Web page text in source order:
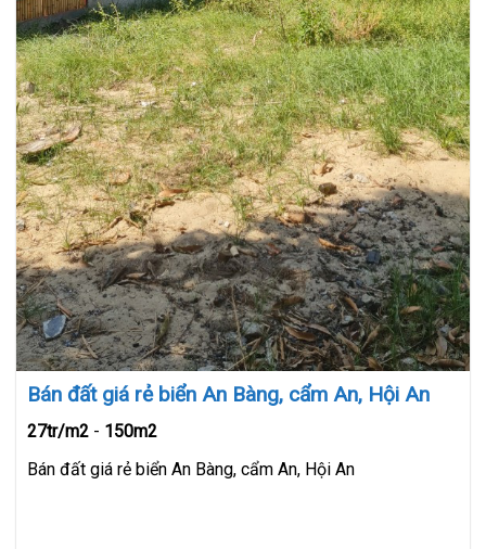
Bán đất giá rẻ biển An Bàng, cẩm An, Hội An
27tr/m2 - 150m2
Bán đất giá rẻ biển An Bàng, cẩm An, Hội An